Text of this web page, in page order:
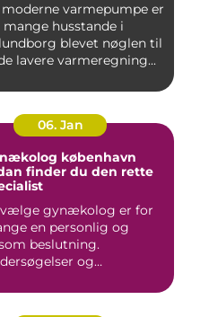
moderne varmepumpe er
husstande i
blevet nøglen til
lavere varmeregning...
06. Jan
københavn
finder du den rette
gynækolog er for
en personlig og
beslutning.
og